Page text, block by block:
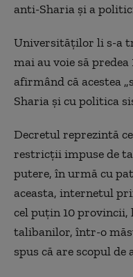
anti-Sharia şi a
Universităţilor li s-a
mai au voie să
afirmând că acestea
Sharia şi cu politica
Decretul reprezintă
restricţii impuse de
putere, în urmă cu
aceasta, internetul
cel puţin 10
talibanilor, într-o
spus că are scopul